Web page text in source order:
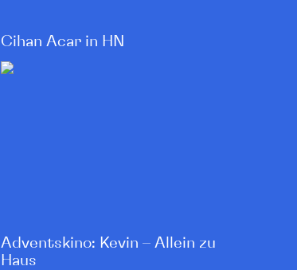
Cihan Acar in HN
Adventskino: Kevin – Allein zu
Haus